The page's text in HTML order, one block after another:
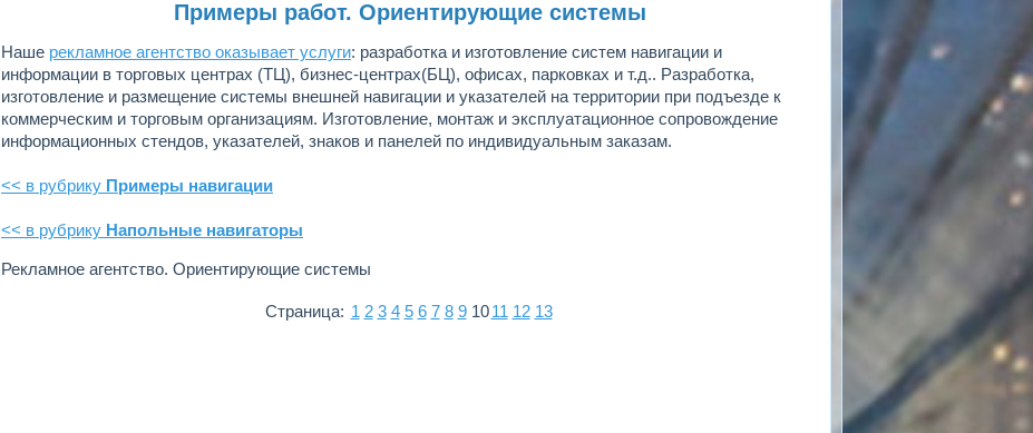
Примеры работ. Ориентирующие системы
Наше рекламное агентство оказывает услуги: разработка и изготовление систем навигации и
информации в торговых центрах (ТЦ), бизнес-центрах(БЦ), офисах, парковках и т.д.. Разработка,
изготовление и размещение системы внешней навигации и указателей на территории при подъезде к
коммерческим и торговым организациям. Изготовление, монтаж и эксплуатационное сопровождение
информационных стендов, указателей, знаков и панелей по индивидуальным заказам.
<< в рубрику Примеры навигации
<< в рубрику Напольные навигаторы
Рекламное агентство. Ориентирующие системы
Страница: 1 2 3 4 5 6 7 8 9 10 11 12 13